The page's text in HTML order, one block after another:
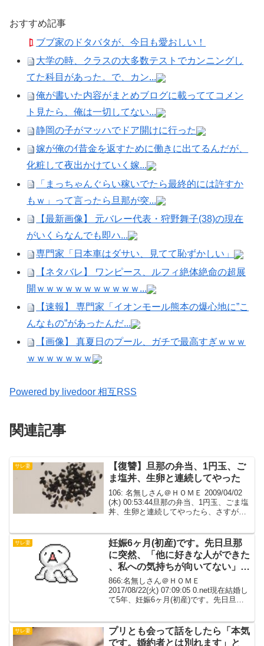
おすすめ記事
ブブ家のドタバタが、今日も愛おしい！
大学の時、クラスの大多数テストでカンニングし
てた科目があった。で、カン...
俺が書いた内容がまとめブログに載っててコメン
ト見たら、俺は一切してない...
静岡の子がマッハでドア開けに行った
嫁が俺のｲ昔金を返すために働きに出てるんだが、
化粧して夜出かけていく嫁...
「まっちゃんぐらい稼いでたら最終的には許すか
もｗ」って言ったら旦那が突...
【最新画像】 元バレー代表・狩野舞子(38)の現在
がいくらなんでも即ハ...
専門家「日本車はダサい、見てて恥ずかしい」
【ネタバレ】 ワンピース、ルフィ絶体絶命の超展
開ｗｗｗｗｗｗｗｗｗｗｗ...
【速報】 専門家「イオンモール熊本の爆心地に”こ
んなもの”があったんだ...
【画像】 真夏日のプール、ガチで最高すぎｗｗｗ
ｗｗｗｗｗｗｗ
Powered by livedoor 相互RSS
関連記事
サレ妻
【復讐】旦那の弁当、1円玉、ご
ま塩丼、生卵と連続してやった
106: 名無しさん＠ＨＯＭＥ 2009/04/02
(木) 00:53:44旦那の弁当、1円玉、ごま塩
丼、生卵と連続してやったら、さすがに
た。109: 名無しさん＠Ｈ...
サレ妻
妊娠6ヶ月(初産)です。先日旦那
に突然、「他に好きな人ができた
、私への気持ちが向いてない」と
告げられました
866:名無しさん＠ＨＯＭＥ
2017/08/22(火) 07:09:05 0.net現在結婚し
て5年、妊娠6ヶ月(初産)です。先日旦那
かもしれない・私を女性としてみれ...
サレ妻
プリとも会って話をしたら「本気
です。婚約者とは別れます」と